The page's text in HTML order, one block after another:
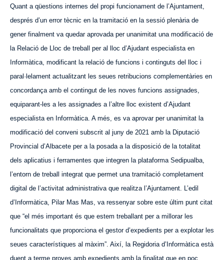
Quant a qüestions internes del propi funcionament de l’Ajuntament,
després d’un error tècnic en la tramitació en la sessió plenària de
gener finalment va quedar aprovada per unanimitat una modificació de
la Relació de Lloc de treball per al lloc d’Ajudant especialista en
Informàtica, modificant la relació de funcions i continguts del lloc i
paral·lelament actualitzant les seues retribucions complementàries en
concordança amb el contingut de les noves funcions assignades,
equiparant-les a les assignades a l’altre lloc existent d’Ajudant
especialista en Informàtica. A més, es va aprovar per unanimitat la
modificació del conveni subscrit al juny de 2021 amb la Diputació
Provincial d’Albacete per a la posada a la disposició de la totalitat
dels aplicatius i ferramentes que integren la plataforma Sedipualba,
l’entorn de treball integrat que permet una tramitació completament
digital de l’activitat administrativa que realitza l’Ajuntament. L’edil
d’Informàtica, Pilar Mas Mas, va ressenyar sobre este últim punt citat
que “el més important és que estem treballant per a millorar les
funcionalitats que proporciona el gestor d’expedients per a explotar les
seues característiques al màxim”. Així, la Regidoria d’Informàtica està
duent a terme proves amb expedients amb la finalitat que en poc